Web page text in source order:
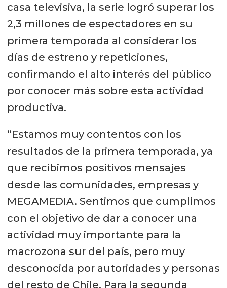
casa televisiva, la serie logró superar los
2,3 millones de espectadores en su
primera temporada al considerar los
días de estreno y repeticiones,
confirmando el alto interés del público
por conocer más sobre esta actividad
productiva.
“Estamos muy contentos con los
resultados de la primera temporada, ya
que recibimos positivos mensajes
desde las comunidades, empresas y
MEGAMEDIA. Sentimos que cumplimos
con el objetivo de dar a conocer una
actividad muy importante para la
macrozona sur del país, pero muy
desconocida por autoridades y personas
del resto de Chile. Para la segunda